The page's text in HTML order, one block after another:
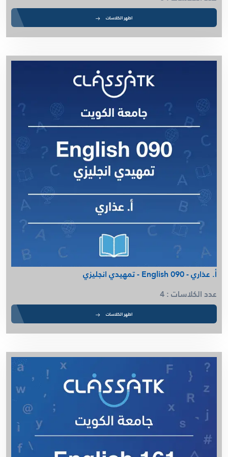
أ. غالية حسن - Lab Chemistry 111
احصاء - الصف الثاني عشر ادبي - الفصل الثاني
احصاء - الصف الحادي عشر ادبي - الفصل الثاني
أ. أسامة شاهين - Math 250 - مقدمة أسس رياضيات
أ. سالم الشمري - Biology 1
أ. أسامة شاهين - Biomath
أ. أسامة شاهين - Math 226 - هندسة اقليدية
Thermodynamics - م. ميساء
Differential Equations - أ. أشرف راجي
م. مريم الجدحي - Modern Production - AE
Calculus III - أ. أشرف راجي
أ. عذاري - English 090 - تمهيدي انجليزي
أ. عذاري - English 161
أ. عذاري - English 162
أ. أسامة شاهين - Math 370 - د. بو جمعة
أ. أسامة شاهين - جبر مجرد 261
م. عمرو يونس - Cost IMSE352 ( د.أحمد الزنكى)
Transport Phenomina 2 - م. ميساء
Economy ENGG301 IUK - م. عمرو يونس
أ. سالم الشمري - Non-Organic
أ. سالم الشمري - Organic Chemistry 114
م. زينب - Aerodynamics
Process dynamic and control - م. ميساء
Process and Product - م. ميساء
Oil and Gas - م. ميساء
اظهر الكلاسات
أ. عذاري - English 090 - تمهيدي انجليزي
عدد الكلاسات : 4
اظهر الكلاسات